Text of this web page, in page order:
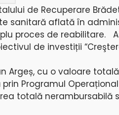
de Recuperare
sanitară aflată în
proces de reabilitare.
de investiții
Argeș, cu o valoare
Programul Operațional
totală nerambursabilă